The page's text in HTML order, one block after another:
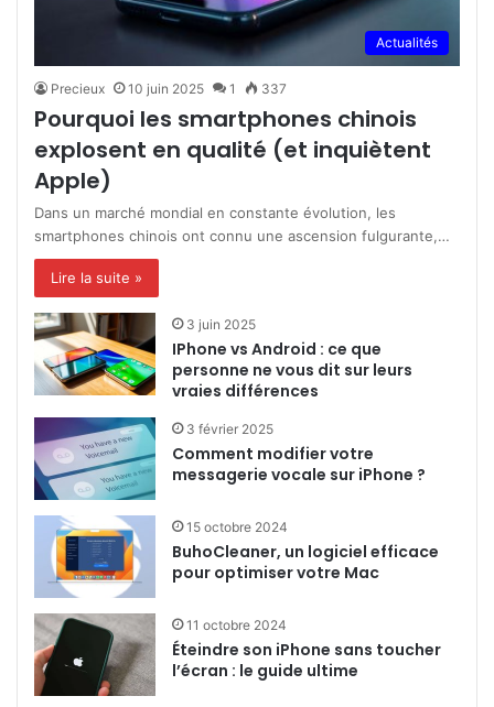
Actualités
Precieux 10 juin 2025 1 337
Pourquoi les smartphones chinois
explosent en qualité (et inquiètent
Apple)
Dans un marché mondial en constante évolution, les
smartphones chinois ont connu une ascension fulgurante,…
Lire la suite »
3 juin 2025
IPhone vs Android : ce que
personne ne vous dit sur leurs
vraies différences
3 février 2025
Comment modifier votre
messagerie vocale sur iPhone ?
15 octobre 2024
BuhoCleaner, un logiciel efficace
pour optimiser votre Mac
11 octobre 2024
Éteindre son iPhone sans toucher
l’écran : le guide ultime